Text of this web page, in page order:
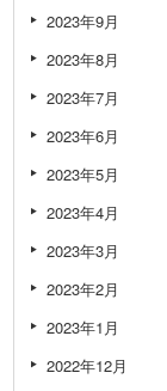
2023年9月
2023年8月
2023年7月
2023年6月
2023年5月
2023年4月
2023年3月
2023年2月
2023年1月
2022年12月